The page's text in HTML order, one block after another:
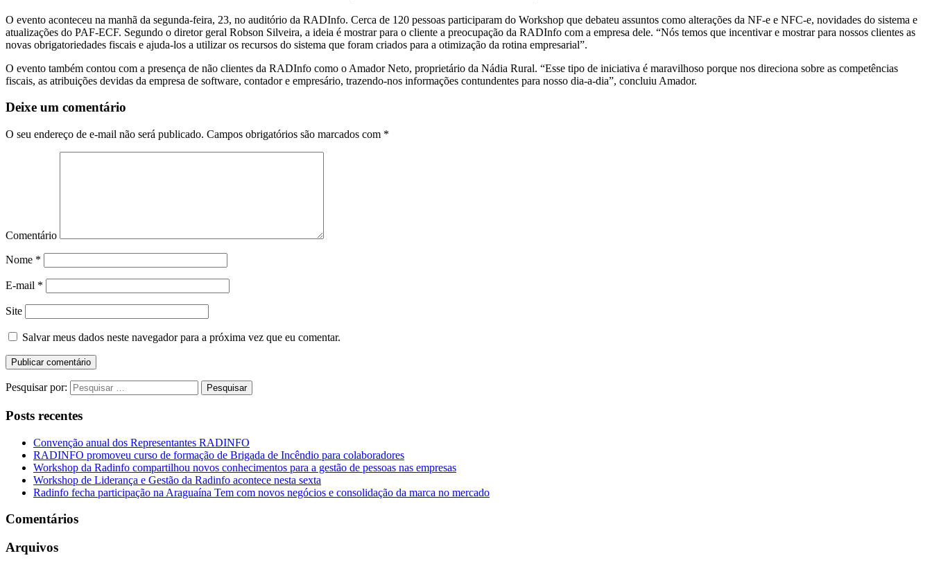
O evento aconteceu na manhã da segunda-feira, 23, no auditório da RADInfo. Cerca de 120 pessoas participaram do Workshop que debateu assuntos como alterações da NF-e e NFC-e, novidades do sistema e
atualizações do PAF-ECF. Segundo o diretor geral Robson Silveira, a ideia é mostrar para o cliente a preocupação da RADInfo com a empresa dele. “Nós temos que incentivar e mostrar para nossos clientes as
novas obrigatoriedades fiscais e ajuda-los a utilizar os recursos do sistema que foram criados para a otimização da rotina empresarial”.
O evento também contou com a presença de não clientes da RADInfo como o Amador Neto, proprietário da Nádia Rural. “Esse tipo de iniciativa é maravilhoso porque nos direciona sobre as competências
fiscais, as atribuições devidas da empresa de software, contador e empresário, trazendo-nos informações contundentes para nosso dia-a-dia”, concluiu Amador.
Deixe um comentário
O seu endereço de e-mail não será publicado. Campos obrigatórios são marcados com *
Comentário
Nome *
E-mail *
Site
Salvar meus dados neste navegador para a próxima vez que eu comentar.
Pesquisar por:
Posts recentes
Convenção anual dos Representantes RADINFO
RADINFO promoveu curso de formação de Brigada de Incêndio para colaboradores
Workshop da Radinfo compartilhou novos conhecimentos para a gestão de pessoas nas empresas
Workshop de Liderança e Gestão da Radinfo acontece nesta sexta
Radinfo fecha participação na Araguaína Tem com novos negócios e consolidação da marca no mercado
Comentários
Arquivos